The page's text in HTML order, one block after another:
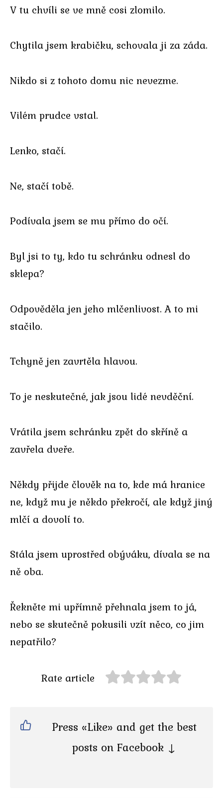
V tu chvíli se ve mně cosi zlomilo.
Chytila jsem krabičku, schovala ji za záda.
Nikdo si z tohoto domu nic nevezme.
Vilém prudce vstal.
Lenko, stačí.
Ne, stačí tobě.
Podívala jsem se mu přímo do očí.
Byl jsi to ty, kdo tu schránku odnesl do
sklepa?
Odpověděla jen jeho mlčenlivost. A to mi
stačilo.
Tchyně jen zavrtěla hlavou.
To je neskutečné, jak jsou lidé nevděční.
Vrátila jsem schránku zpět do skříně a
zavřela dveře.
Někdy přijde člověk na to, kde má hranice
ne, když mu je někdo překročí, ale když jiný
mlčí a dovolí to.
Stála jsem uprostřed obýváku, dívala se na
ně oba.
Řekněte mi upřímně přehnala jsem to já,
nebo se skutečně pokusili vzít něco, co jim
nepatřilo?
Rate article
Press «Like» and get the best
posts on Facebook ↓